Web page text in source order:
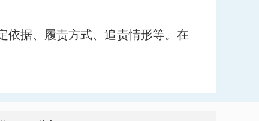
依据、履责方式、追责情形等。在